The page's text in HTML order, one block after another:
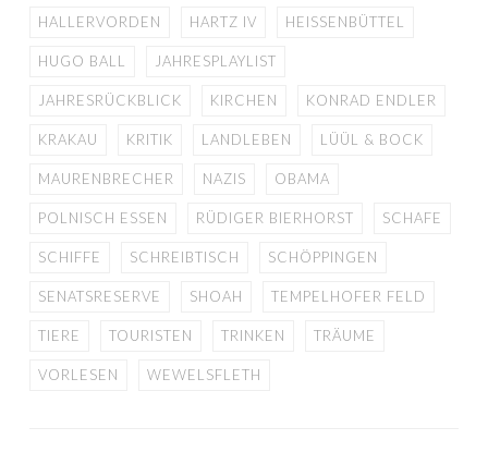
HALLERVORDEN HARTZ IV HEISSENBÜTTEL
HUGO BALL JAHRESPLAYLIST
JAHRESRÜCKBLICK KIRCHEN KONRAD ENDLER
KRAKAU KRITIK LANDLEBEN LÜÜL & BOCK
MAURENBRECHER NAZIS OBAMA
POLNISCH ESSEN RÜDIGER BIERHORST SCHAFE
SCHIFFE SCHREIBTISCH SCHÖPPINGEN
SENATSRESERVE SHOAH TEMPELHOFER FELD
TIERE TOURISTEN TRINKEN TRÄUME
VORLESEN WEWELSFLETH